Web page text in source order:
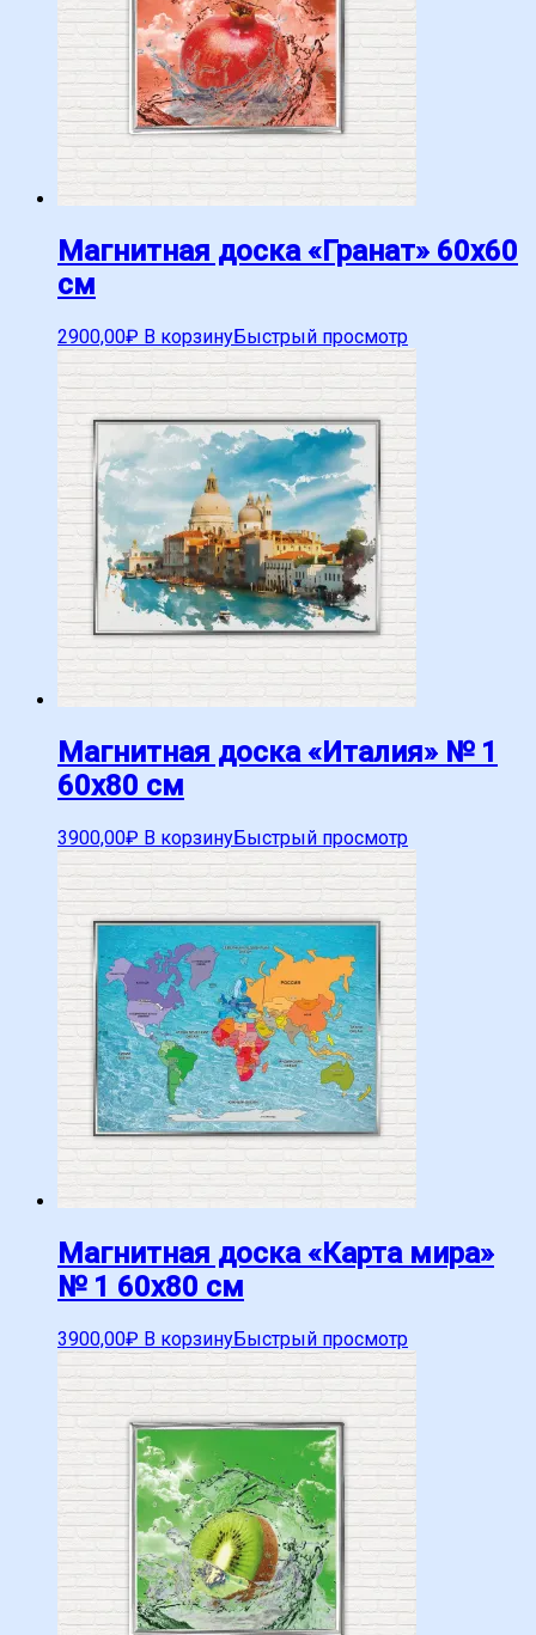
Магнитная доска «Гранат» 60х60
см
2900,00₽ В корзинуБыстрый просмотр
Магнитная доска «Италия» № 1
60х80 см
3900,00₽ В корзинуБыстрый просмотр
Магнитная доска «Карта мира»
№ 1 60х80 см
3900,00₽ В корзинуБыстрый просмотр